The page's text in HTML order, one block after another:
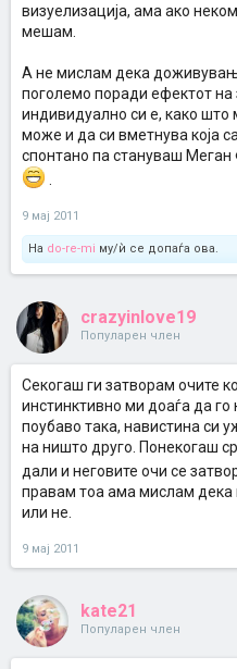
визуелизација, ама ако
мешам.
А не мислам дека
поголемо поради ефектот на
индивидуално си е, како
може и да си вметнува која
спонтано па стануваш Меган
9 мај 2011
На do-re-mi му/ѝ се допаѓа ова.
crazyinlove19
Популарен член
Секогаш ги затворам очите
инстинктивно ми доаѓа да
поубаво така, навистина си
на ништо друго. Понекогаш
дали и неговите очи се
правам тоа ама мислам дека
или не.
9 мај 2011
kate21
Популарен член